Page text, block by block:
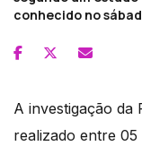
conhecido no
A investigação da
realizado entre 05